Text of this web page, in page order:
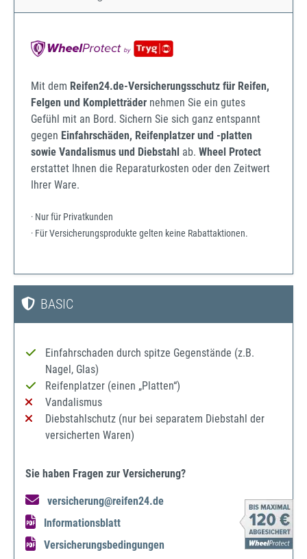
Mit dem Reifen24.de-Versicherungsschutz für Reifen,
Felgen und Kompletträder nehmen Sie ein gutes
Gefühl mit an Bord. Sichern Sie sich ganz entspannt
gegen Einfahrschäden, Reifenplatzer und -platten
sowie Vandalismus und Diebstahl ab. Wheel Protect
erstattet Ihnen die Reparaturkosten oder den Zeitwert
Ihrer Ware.
· Nur für Privatkunden
· Für Versicherungsprodukte gelten keine Rabattaktionen.
BASIC
Einfahrschaden durch spitze Gegenstände (z.B.
Nagel, Glas)
Reifenplatzer (einen „Platten“)
Vandalismus
Diebstahlschutz (nur bei separatem Diebstahl der
versicherten Waren)
Sie haben Fragen zur Versicherung?
versicherung@reifen24.de
Informationsblatt
Versicherungsbedingungen